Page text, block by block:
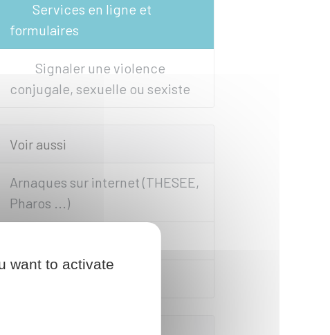
Services en ligne et
formulaires
Signaler une violence
conjugale, sexuelle ou sexiste
Voir aussi
Arnaques sur internet (THESEE,
Pharos ...)
want to activate